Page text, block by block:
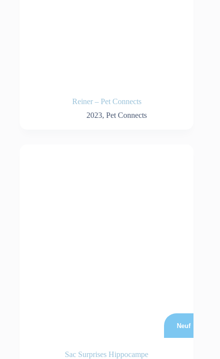
Reiner – Pet Connects
2023, Pet Connects
Neuf
Sac Surprises Hippocampe